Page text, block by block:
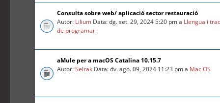
Consulta sobre web/ aplicació sector restauració
Autor: Lilium Data: dg. set. 29, 2024 5:20 pm a Llengua i
de programari
aMule per a macOS Catalina 10.15.7
Autor:Selrak Data: dv. ago. 09, 2024 11:23 pm a Mac OS